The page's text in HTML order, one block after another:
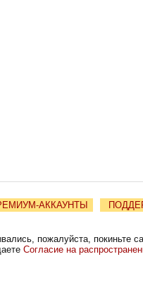
АККАУНТЫ
пожалуйста, покиньте
Согласие на